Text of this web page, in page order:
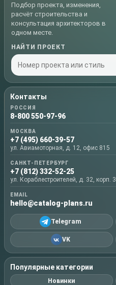
Подбор проекта, изменения,
расчёт строительства и
консультация архитекторов в
одном месте.
НАЙТИ ПРОЕКТ
Контакты
РОССИЯ
8-800 550-97-96
МОСКВА
+7 (495) 660-39-57
ул. Авиамоторная, д. 12, офис 815
САНКТ-ПЕТЕРБУРГ
+7 (812) 332-52-25
ул. Кораблестроителей, д. 32, корп. 3
EMAIL
hello@catalog-plans.ru
Telegram
VK
Популярные категории
Новинки